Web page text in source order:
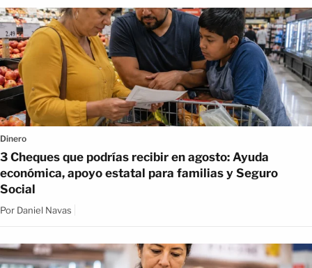
Dinero
3 Cheques que podrías recibir en agosto: Ayuda
económica, apoyo estatal para familias y Seguro
Social
Por Daniel Navas